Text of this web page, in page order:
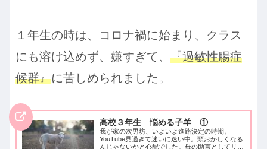
１年生の時は、コロナ禍に始まり、クラス
にも溶け込めず、嫌すぎて、 『過敏性腸症
候群』に苦しめられました。
高校３年生 悩める子羊 ①
我が家の次男坊、いよいよ進路決定の時期。
YouTube見過ぎて迷いに迷い中。頭おかしくなる
んじゃないかと心配でした。母の助言としてリベ